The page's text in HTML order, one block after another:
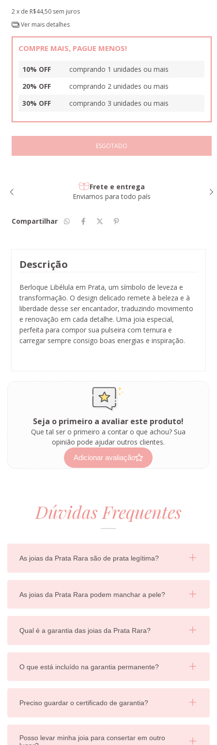
2x de R$44,50 sem juros
Ver mais detalhes
COMPRE MAIS, PAGUE MENOS!
10% OFF
comprando 1 unidades ou mais
20% OFF
comprando 2 unidades ou mais
30% OFF
comprando 3 unidades ou mais
Frete e entrega
Enviamos para todo país
Compartilhar
Descrição
Berloque Libélula em Prata, um símbolo de leveza e
transformação. O design delicado remete à beleza e à
liberdade desse ser encantador, traduzindo movimento
e renovação em cada detalhe. Uma joia especial,
perfeita para compor sua pulseira com ternura e
carregar sempre consigo boas energias e inspiração.
Seja o primeiro a avaliar este produto!
Que tal ser o primeiro a contar o que achou? Sua
opinião pode ajudar outros clientes.
Adicionar avaliação
Dúvidas Frequentes
As joias da Prata Rara são de prata legítima?
As joias da Prata Rara podem manchar a pele?
Qual é a garantia das joias da Prata Rara?
O que está incluído na garantia permanente?
Preciso guardar o certificado de garantia?
Posso levar minha joia para consertar em outro